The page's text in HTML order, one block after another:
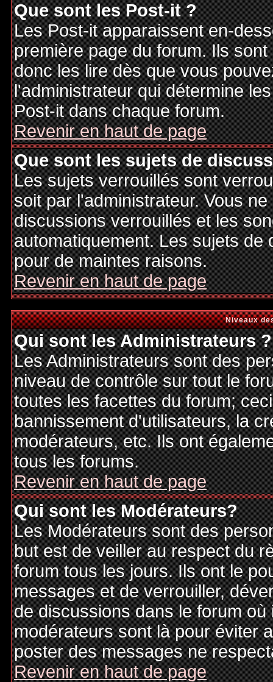
Que sont les Post-it ?
Les Post-it apparaissent en-
première page du forum. Ils
donc les lire dès que vous
l'administrateur qui détermine
Post-it dans chaque forum.
Revenir en haut de page
Que sont les sujets de
Les sujets verrouillés sont
soit par l'administrateur. Vous
discussions verrouillés et les
automatiquement. Les sujets
pour de maintes raisons.
Revenir en haut de page
Niveaux
Qui sont les Administrateurs ?
Les Administrateurs sont des
niveau de contrôle sur tout le
toutes les facettes du forum;
bannissement d'utilisateurs, la
modérateurs, etc. Ils ont
tous les forums.
Revenir en haut de page
Qui sont les Modérateurs?
Les Modérateurs sont des
but est de veiller au respect du
forum tous les jours. Ils ont le
messages et de verrouiller,
de discussions dans le forum
modérateurs sont là pour éviter
poster des messages ne
Revenir en haut de page